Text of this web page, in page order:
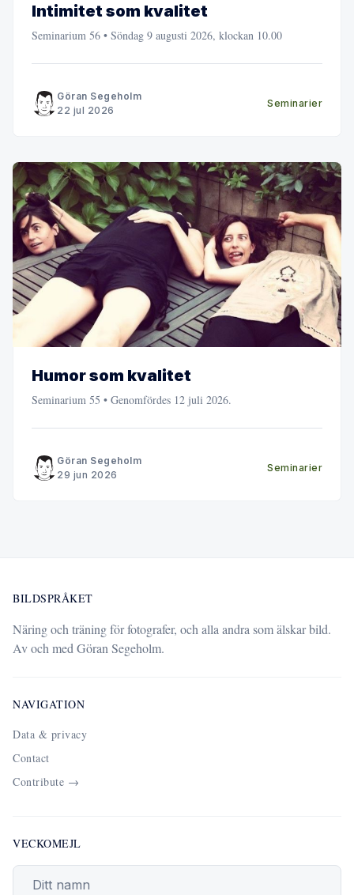
Intimitet som kvalitet
Seminarium 56 • Söndag 9 augusti 2026, klockan 10.00
Göran Segeholm
22 jul 2026
Seminarier
Humor som kvalitet
Seminarium 55 • Genomfördes 12 juli 2026.
Göran Segeholm
29 jun 2026
Seminarier
BILDSPRÅKET
Näring och träning för fotografer, och alla andra som älskar bild.
Av och med Göran Segeholm.
NAVIGATION
Data & privacy
Contact
Contribute →
VECKOMEJL